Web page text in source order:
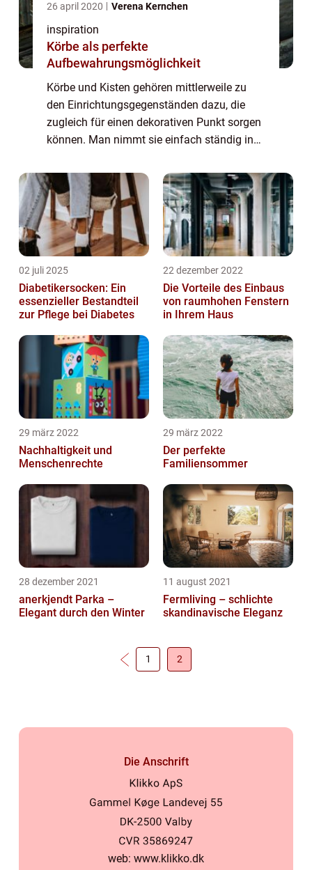
26 april 2020 Verena Kernchen
inspiration
Körbe als perfekte
Aufbewahrungsmöglichkeit
Körbe und Kisten gehören mittlerweile zu
den Einrichtungsgegenständen dazu, die
zugleich für einen dekorativen Punkt sorgen
können. Man nimmt sie einfach ständig in
farbli...
02 juli 2025
Diabetikersocken: Ein
essenzieller Bestandteil
zur Pflege bei Diabetes
22 dezember 2022
Die Vorteile des Einbaus
von raumhohen Fenstern
in Ihrem Haus
29 märz 2022
Nachhaltigkeit und
Menschenrechte
29 märz 2022
Der perfekte
Familiensommer
28 dezember 2021
anerkjendt Parka –
Elegant durch den Winter
11 august 2021
Fermliving – schlichte
skandinavische Eleganz
1 2
Die Anschrift
web: www.klikko.dk